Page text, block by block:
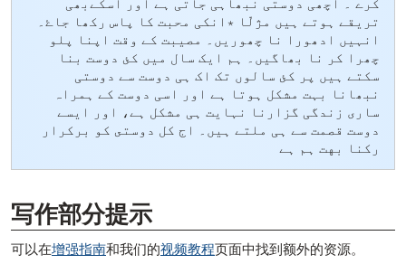
تریقے ہوتے ہیں مژلّا ٭انکی محبت کا پاس رکھا جاۓ۔
انہیں ادھورا نا چھوریں۔ مصیبت کے وقت اپنا پلو
چھرا کر نا بھاگیں۔ ہم ایک سال میں کئ دوست بنا
سکتے ہیں پر کئ سالوں تک اک ہی دوست سے دوستی
نبھانا بہت مشکل ہوتا ہے اور اسی دوست کے ہمراہ
ساری زندگی گزارنا نہایت ہی مشکل ہے، اور ایسے
دوست قصمت سے ہی ملتے ہیں۔ اج كل دوستى كو بركرار
ركنا بهت ہم ہے
写作部分提示
可以在增强指南和我们的视频教程页面中找到额外的资源。